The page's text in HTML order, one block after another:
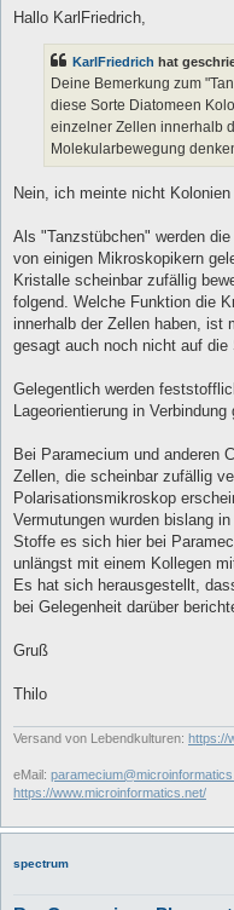
i
r
a
Hallo KarlFriedrich,
KarlFriedrich hat
Deine Bemerkung zum
diese Sorte Diatomeen
einzelner Zellen innerhalb
Molekularbewegung
Nein, ich meinte nicht Kolonien
Als "Tanzstübchen" werden
von einigen Mikroskopikern
Kristalle scheinbar zufällig
folgend. Welche Funktion die
innerhalb der Zellen haben, ist
gesagt auch noch nicht auf die
Gelegentlich werden
Lageorientierung in Verbindung
Bei Paramecium und anderen
Zellen, die scheinbar zufällig
Polarisationsmikroskop
Vermutungen wurden bislang
Stoffe es sich hier bei
unlängst mit einem Kollegen
Es hat sich herausgestellt,
bei Gelegenheit darüber
Gruß
Thilo
Versand von Lebendkulturen: https://
eMail:
https://www.microinformatics.net/
spectrum